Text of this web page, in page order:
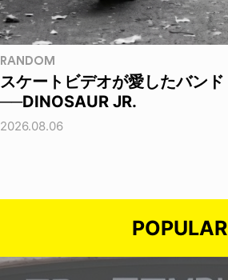
RANDOM
スケートビデオが愛したバンド
──DINOSAUR JR.
2026.08.06
POPULAR